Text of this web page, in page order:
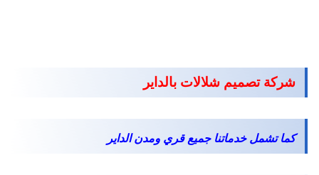
شركة تصميم شلالات بالداير
كما تشمل خدماتنا جميع قري ومدن الداير